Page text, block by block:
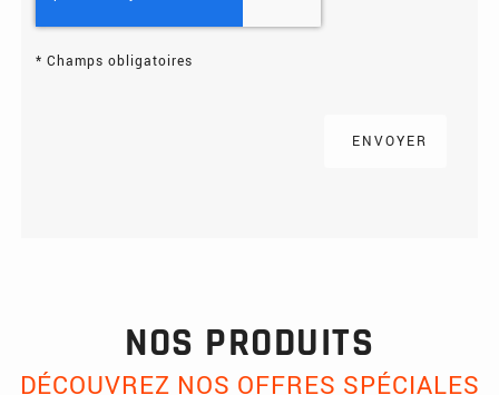
* Champs obligatoires
NOS PRODUITS
DÉCOUVREZ NOS OFFRES SPÉCIALES